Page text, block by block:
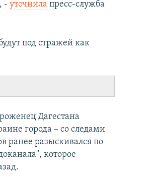
-уточнила пресс-служба
под стражей как
Дагестана
города – со следами
ранее разыскивался по
которое